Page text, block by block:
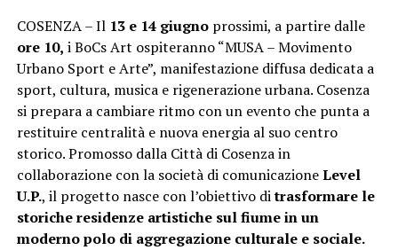
COSENZA – Il13 e 14 giugnoprossimi, a partire dalle
ore 10, i BoCs Art ospiteranno “MUSA – Movimento
Urbano Sport e Arte”, manifestazione diffusa dedicata a
sport, cultura, musica e rigenerazione urbana. Cosenza
si prepara a cambiare ritmo con un evento che punta a
restituire centralità e nuova energia al suo centro
storico. Promosso dalla Città di Cosenza in
collaborazione con la società di comunicazioneLevel
U.P., il progetto nasce con l’obiettivo ditrasformare le
storiche residenze artistiche sul fiume in un
moderno polo di aggregazione culturale e sociale.